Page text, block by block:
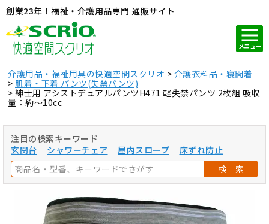
創業23年！福祉・介護用品専門 通販サイト
メニュー
介護用品・福祉用具の快適空間スクリオ
介護衣料品・寝間着
肌着・下着 パンツ(失禁パンツ)
紳士用 アシストデュアルパンツH471 軽失禁パンツ 2枚組 吸収
量：約～10cc
注目の検索キーワード
玄関台
シャワーチェア 屋内スロープ
床ずれ防止
検 索